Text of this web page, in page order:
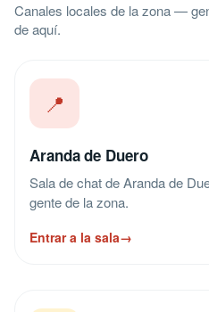
Canales locales de la zona —
de aquí.
📍
Aranda de Duero
Sala de chat de Aranda de
gente de la zona.
Entrar a la sala→